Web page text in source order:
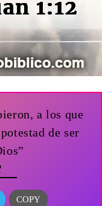
a los que
de ser